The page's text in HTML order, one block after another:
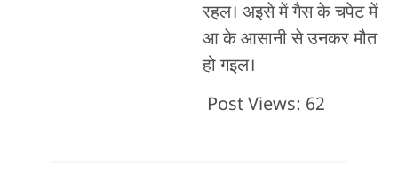
रहल। अइसे में गैस के चपेट में
आ के आसानी से उनकर मौत
हो गइल।
Post Views: 62